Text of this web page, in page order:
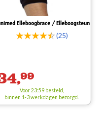
Elleboogbrace / Elleboogsteun
(25)
99
Voor 23:59 besteld,
binnen 1-3 werkdagen bezorgd.